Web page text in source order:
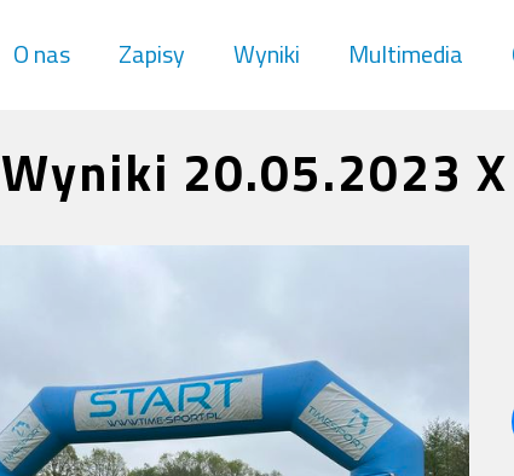
O nas Zapisy Wyniki Multimedia
Wyniki 20.05.2023